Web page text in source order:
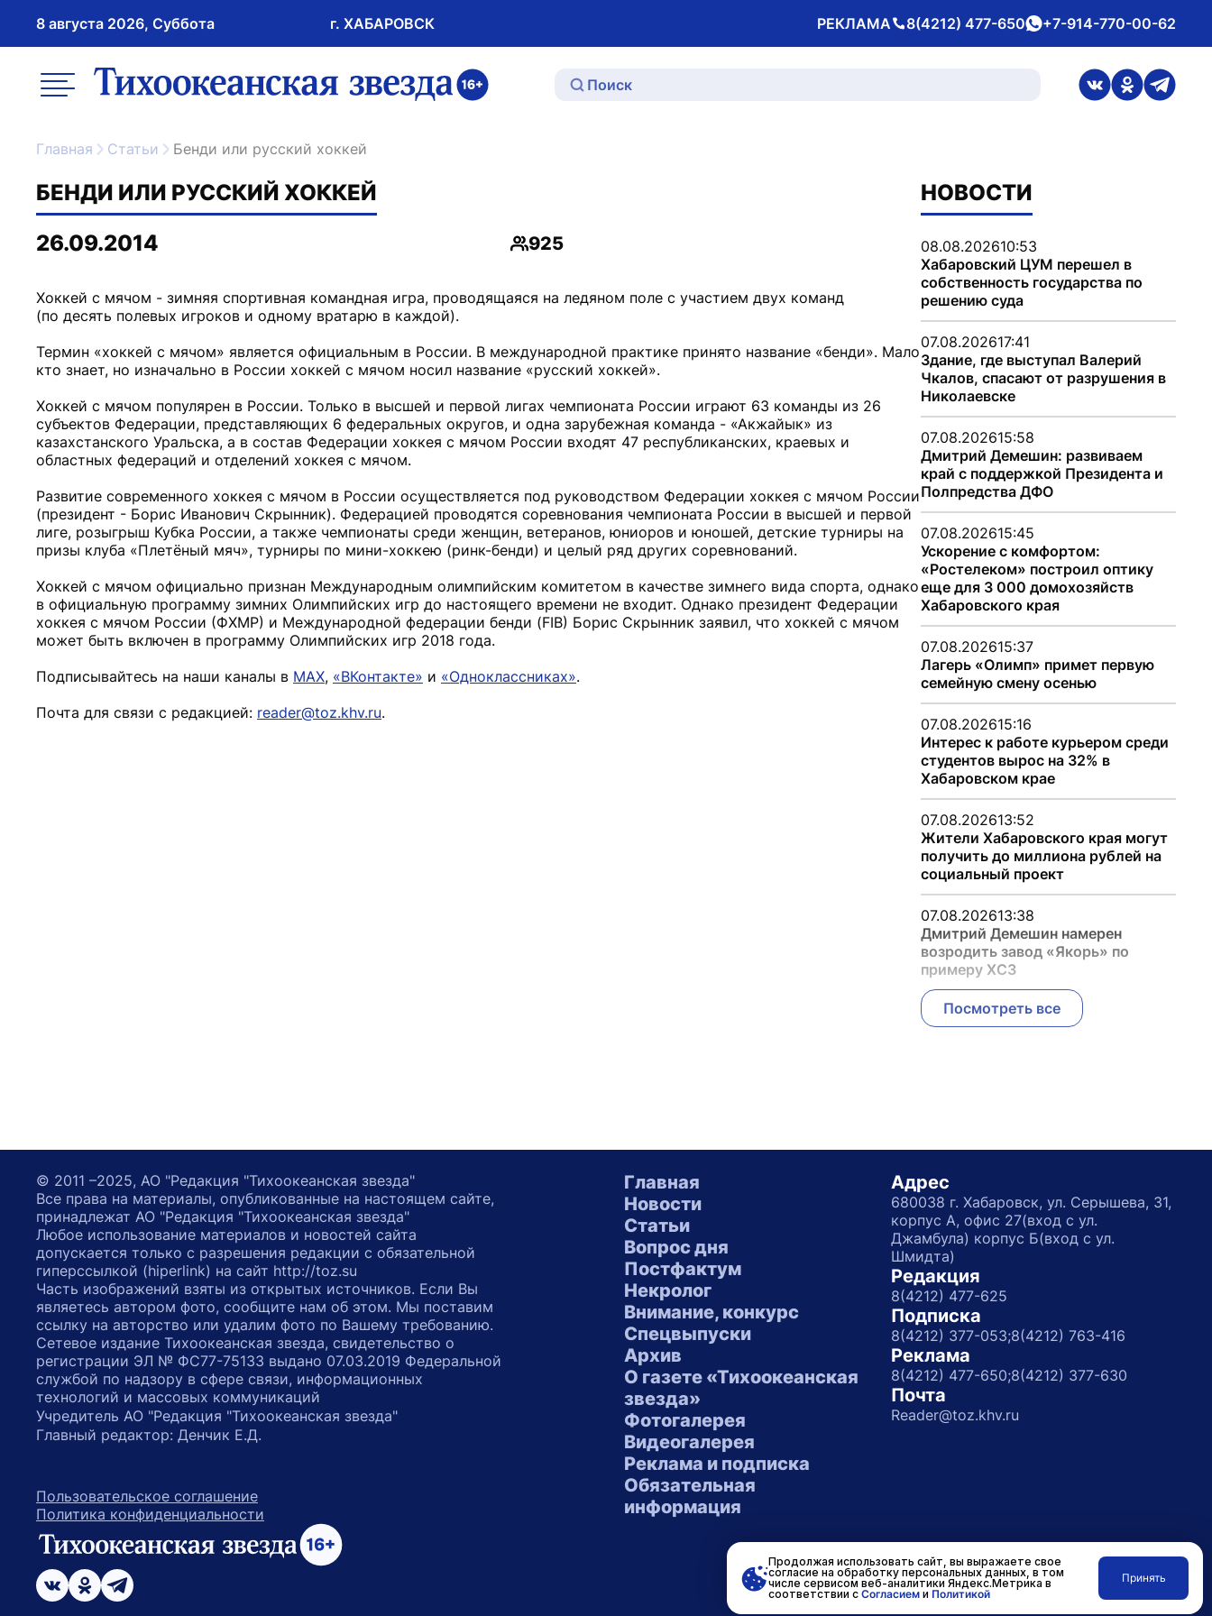
8 августа 2026, Суббота г. ХАБАРОВСК РЕКЛАМА
Телефон 8(4212) 477-650whatsApp
+7-914-770-00-62
меню ссылка на главную
ссылка на
ссылка на
Главная Статьи Бенди или русский хоккей
БЕНДИ ИЛИ РУССКИЙ ХОККЕЙ
26.09.2014
Просмотры
925
Хоккей с мячом - зимняя спортивная командная игра, проводящаяся на ледяном поле с участием двух команд
(по десять полевых игроков и одному вратарю в каждой).
Термин «хоккей с мячом» является официальным в России. В международной практике принято название «бенди». Мало
кто знает, но изначально в России хоккей с мячом носил название «русский хоккей».
Хоккей с мячом популярен в России. Только в высшей и первой лигах чемпионата России играют 63 команды из 26
субъектов Федерации, представляющих 6 федеральных округов, и одна зарубежная команда - «Акжайык» из
казахстанского Уральска, а в состав Федерации хоккея с мячом России входят 47 республиканских, краевых и
областных федераций и отделений хоккея с мячом.
Развитие современного хоккея с мячом в России осуществляется под руководством Федерации хоккея с мячом России
(президент - Борис Иванович Скрынник). Федерацией проводятся соревнования чемпионата России в высшей и первой
лиге, розыгрыш Кубка России, а также чемпионаты среди женщин, ветеранов, юниоров и юношей, детские турниры на
призы клуба «Плетёный мяч», турниры по мини-хоккею (ринк-бенди) и целый ряд других соревнований.
Хоккей с мячом официально признан Международным олимпийским комитетом в качестве зимнего вида спорта, однако
в официальную программу зимних Олимпийских игр до настоящего времени не входит. Однако президент Федерации
хоккея с мячом России (ФХМР) и Международной федерации бенди (FIB) Борис Скрынник заявил, что хоккей с мячом
может быть включен в программу Олимпийских игр 2018 года.
Подписывайтесь на наши каналы в MAX, «ВКонтакте» и «Одноклассниках».
Почта для связи с редакцией: reader@toz.khv.ru.
НОВОСТИ
08.08.202610:53
Хабаровский ЦУМ перешел в
собственность государства по
решению суда
07.08.202617:41
Здание, где выступал Валерий
Чкалов, спасают от разрушения в
Николаевске
07.08.202615:58
Дмитрий Демешин: развиваем
край с поддержкой Президента и
Полпредства ДФО
07.08.202615:45
Ускорение с комфортом:
«Ростелеком» построил оптику
еще для 3 000 домохозяйств
Хабаровского края
07.08.202615:37
Лагерь «Олимп» примет первую
семейную смену осенью
07.08.202615:16
Интерес к работе курьером среди
студентов вырос на 32% в
Хабаровском крае
07.08.202613:52
Жители Хабаровского края могут
получить до миллиона рублей на
социальный проект
07.08.202613:38
Дмитрий Демешин намерен
возродить завод «Якорь» по
примеру ХСЗ
Посмотреть все
Главная
Новости
Статьи
Вопрос дня
Постфактум
Некролог
Внимание, конкурс
Спецвыпуски
Архив
О газете «Тихоокеанская
звезда»
Фотогалерея
Видеогалерея
Реклама и подписка
Обязательная
информация
Адрес
680038 г. Хабаровск, ул. Серышева, 31,
корпус А, офис 27(вход с ул.
Джамбула) корпус Б(вход с ул.
Шмидта)
Редакция
8(4212) 477-625
Подписка
8(4212) 377-053;8(4212) 763-416
Реклама
8(4212) 477-650;8(4212) 377-630
Почта
Reader@toz.khv.ru
© 2011 –2025, АО "Редакция "Тихоокеанская звезда"
Все права на материалы, опубликованные на настоящем сайте,
принадлежат АО "Редакция "Тихоокеанская звезда"
Любое использование материалов и новостей сайта
допускается только с разрешения редакции с обязательной
гиперссылкой (hiperlink) на сайт http://toz.su
Часть изображений взяты из открытых источников. Если Вы
являетесь автором фото, сообщите нам об этом. Мы поставим
ссылку на авторство или удалим фото по Вашему требованию.
Сетевое издание Тихоокеанская звезда, свидетельство о
регистрации ЭЛ № ФС77-75133 выдано 07.03.2019 Федеральной
службой по надзору в сфере связи, информационных
технологий и массовых коммуникаций
Учредитель АО "Редакция "Тихоокеанская звезда"
Главный редактор: Денчик Е.Д.
Пользовательское соглашение
Политика конфиденциальности
ссылка на главную
возрастное ограничение 16+
ссылка на страницу в Вконтакте
ссылка на страницу в Одноклассниках
ссылка на канал в Телеграмм Разработано вRASA
Продолжая использовать сайт, вы выражаете свое
согласие на обработку персональных данных, в том
числе сервисом веб-аналитики Яндекс.Метрика в
соответствии с Согласиеми Политикой
Принять